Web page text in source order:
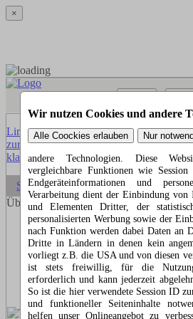
×
Wir nutzen Cookies und andere
andere Technologien. Diese
vergleichbare Funktionen wie
Endgeräteinformationen und
Verarbeitung dient der Einbindung von
und Elementen Dritter, der
personalisierten Werbung sowie der
nach Funktion werden dabei Daten an
Dritte in Ländern in denen kein
vorliegt z.B. die USA und von diesen
ist stets freiwillig, für die
erforderlich und kann jederzeit
So ist die hier verwendete Session ID
und funktioneller Seiteninhalte
helfen unser Onlineangebot zu
Menü Suchen
Menü
Link
zur
klassischen Website
Startseite » Über den Autor
Über den Autor Thomas Kappel
Thomas Kappel wuchs
Sein Talent zum
bereits in der Schule bei